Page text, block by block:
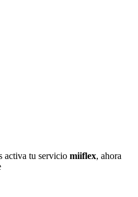
activa tu servicio miiflex, ahora